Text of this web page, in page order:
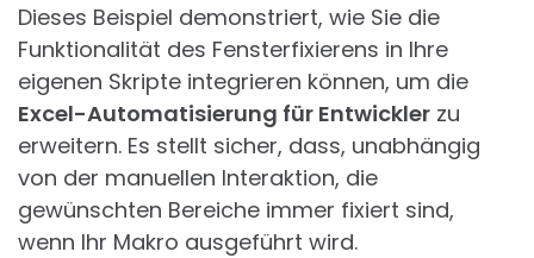
Dieses Beispiel demonstriert, wie Sie die
Funktionalität des Fensterfixierens in Ihre
eigenen Skripte integrieren können, um die
Excel-Automatisierung für Entwickler zu
erweitern. Es stellt sicher, dass, unabhängig
von der manuellen Interaktion, die
gewünschten Bereiche immer fixiert sind,
wenn Ihr Makro ausgeführt wird.